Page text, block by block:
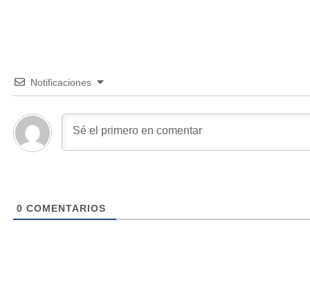
Notificaciones
0 COMENTARIOS